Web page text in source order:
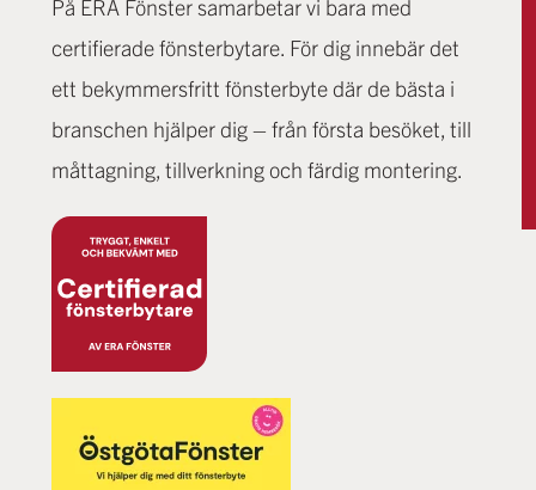
På ERA Fönster samarbetar vi bara med
certifierade fönsterbytare. För dig innebär det
ett bekymmersfritt fönsterbyte där de bästa i
branschen hjälper dig – från första besöket, till
måttagning, tillverkning och färdig montering.